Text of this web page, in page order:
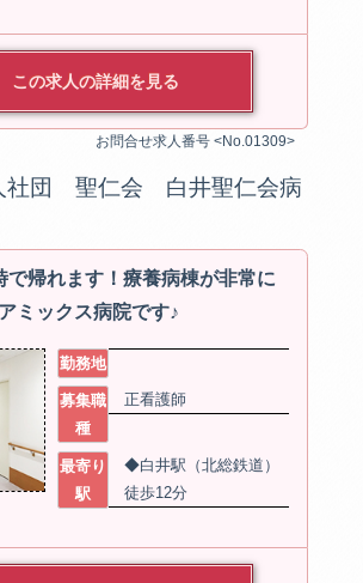
この求人の詳細を見る
お問合せ求人番号 <No.01309>
社団 聖仁会 白井聖仁会病
で帰れます！療養病棟が非常に
ミックス病院です♪
勤務地
募集職
種
正看護師
最寄り
駅
◆白井駅（北総鉄道）
徒歩12分